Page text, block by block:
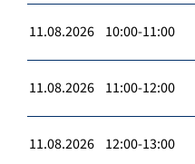
11.08.2026 10:00-11:00
11.08.2026 11:00-12:00
11.08.2026 12:00-13:00